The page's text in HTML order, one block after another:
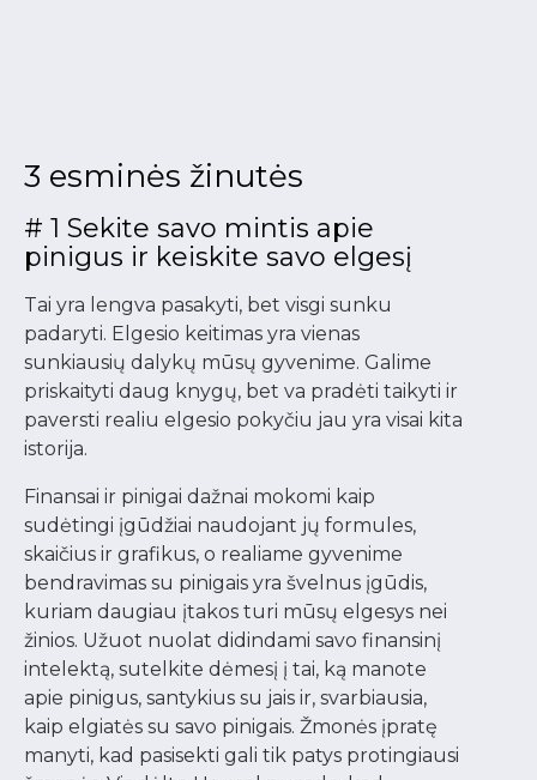
3 esminės žinutės
# 1 Sekite savo mintis apie
pinigus ir keiskite savo elgesį
Tai yra lengva pasakyti, bet visgi sunku
padaryti. Elgesio keitimas yra vienas
sunkiausių dalykų mūsų gyvenime. Galime
priskaityti daug knygų, bet va pradėti taikyti ir
paversti realiu elgesio pokyčiu jau yra visai kita
istorija.
Finansai ir pinigai dažnai mokomi kaip
sudėtingi įgūdžiai naudojant jų formules,
skaičius ir grafikus, o realiame gyvenime
bendravimas su pinigais yra švelnus įgūdis,
kuriam daugiau įtakos turi mūsų elgesys nei
žinios. Užuot nuolat didindami savo finansinį
intelektą, sutelkite dėmesį į tai, ką manote
apie pinigus, santykius su jais ir, svarbiausia,
kaip elgiatės su savo pinigais. Žmonės įpratę
manyti, kad pasisekti gali tik patys protingiausi